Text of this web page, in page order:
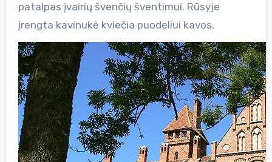
patalpas įvairių švenčių šventimui. Rūsyje
įrengta kavinukė kviečia puodeliui kavos.